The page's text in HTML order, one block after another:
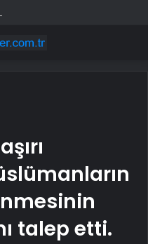
talep etti.